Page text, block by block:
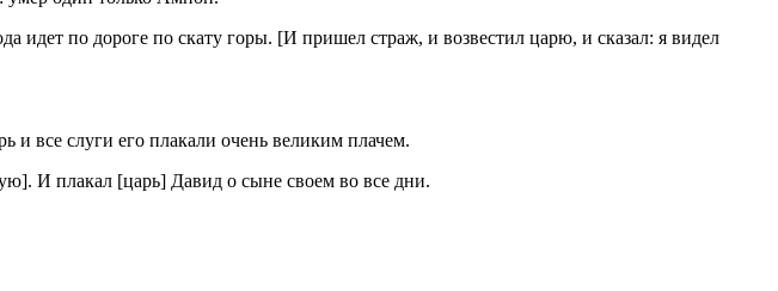
идет по дороге по скату горы. [И пришел страж, и возвестил царю, и сказал: я видел
и все слуги его плакали очень великим плачем.
И плакал [царь] Давид о сыне своем во все дни.